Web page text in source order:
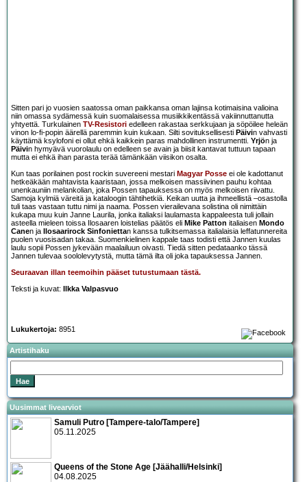
Sitten pari jo vuosien saatossa oman paikkansa oman lajinsa kotimaisina valioina
niin omassa sydämessä kuin suomalaisessa musiikkikentässä vakiinnuttanutta
yhtyettä. Turkulainen TV-Resistori edelleen rakastaa serkkujaan ja söpöilee heleän
vinon lo-fi-popin äärellä paremmin kuin kukaan. Silti sovituksellisesti Päivin vahvasti
käyttämä ksylofoni ei ollut ehkä kaikkein paras mahdollinen instrumentti. Yrjön ja
Päivin hymyävä vuorolaulu on edelleen se avain ja biisit kantavat tuttuun tapaan
mutta ei ehkä ihan parasta terää tämänkään viisikon osalta.
Kun taas porilainen post rockin suvereeni mestari Magyar Posse ei ole kadottanut
hetkeäkään mahtavista kaaristaan, jossa melkoisen massiivinen pauhu kohtaa
unenkauniin melankolian, joka Possen tapauksessa on myös melkoisen riivattu.
Samoja kylmiä väreitä ja kataloogin tähtihetkiä. Keikan uutta ja ihmeellistä –osastolla
tuli taas vastaan tuttu nimi ja naama. Possen vierailevana solistina oli nimittäin
kukapa muu kuin Janne Laurila, jonka italiaksi laulamasta kappaleesta tuli jollain
asteella mieleen toissa Ilosaaren loistelias päätös eli Mike Patton italiaisen Mondo
Canen ja Ilosaarirock Sinfoniettan kanssa tulkitsemassa italialaisia leffatunnereita
puolen vuosisadan takaa. Suomenkielinen kappale taas todisti että Jannen kuulas
laulu sopii Possen jykevään maalailuun oivasti. Tiedä sitten pedataanko tässä
Jannen tulevaa soololevytystä, mutta tämä ilta oli joka tapauksessa Jannen.
Seuraavan illan teemoihin pääset tutustumaan tästä.
Teksti ja kuvat:
Ilkka Valpasvuo
Lukukertoja: 8951
Artistihaku
Uusimmat livearviot
Samuli Putro [Tampere-talo/Tampere]
05.11.2025
Queens of the Stone Age [Jäähalli/Helsinki]
04.08.2025